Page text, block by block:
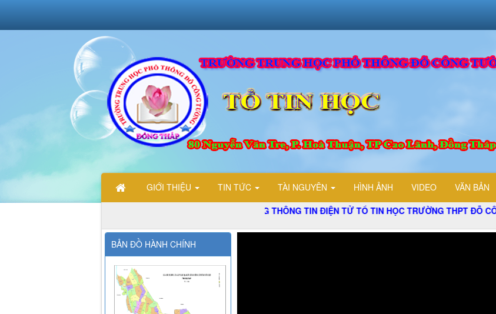
GIỚI THIỆU TIN TỨC TÀI NGUYÊN HÌNH ẢNH VIDEO VĂN BẢN
CHÀO MỪNG CÁC BẠN ĐẾN VỚI TRANG THÔNG TIN ĐIỆN TỬ TỔ TIN HỌC TRƯỜNG THPT ĐỖ CÔNG TƯỜNG
BẢN ĐỒ HÀNH CHÍNH